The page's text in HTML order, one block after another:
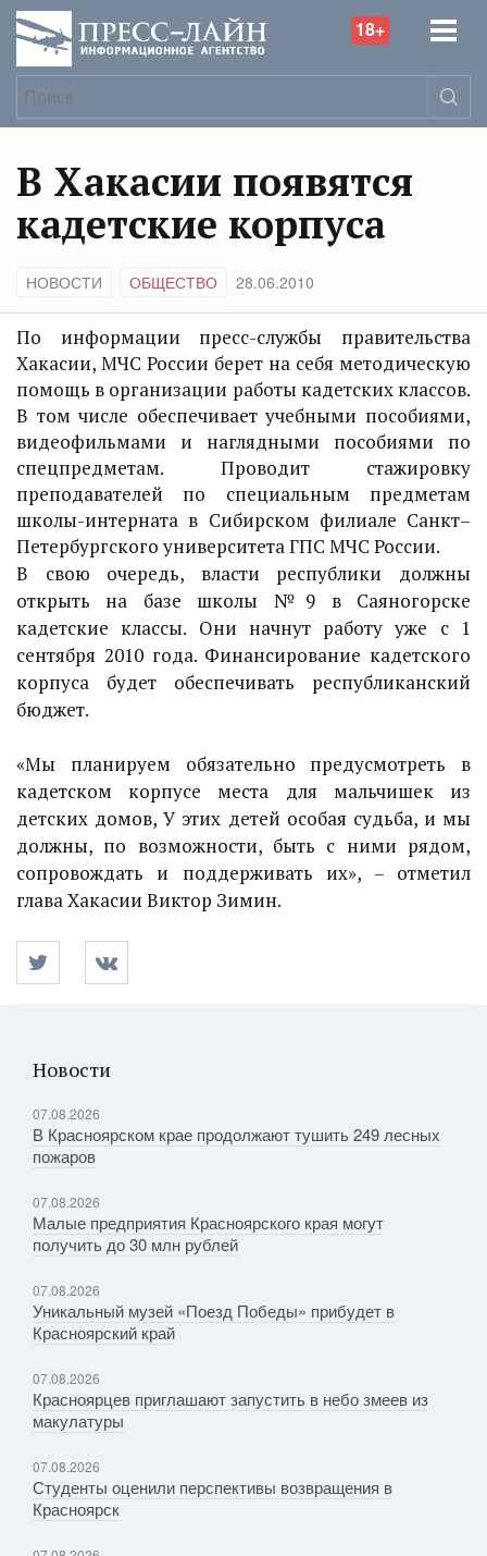
18+
В Хакасии появятся
кадетские корпуса
НОВОСТИ ОБЩЕСТВО 28.06.2010
По информации пресс-службы правительства
Хакасии, МЧС России берет на себя методическую
помощь в организации работы кадетских классов.
В том числе обеспечивает учебными пособиями,
видеофильмами и наглядными пособиями по
спецпредметам. Проводит стажировку
преподавателей по специальным предметам
школы-интерната в Сибирском филиале Санкт–
Петербургского университета ГПС МЧС России.
В свою очередь, власти республики должны
открыть на базе школы №9 в Саяногорске
кадетские классы. Они начнут работу уже с 1
сентября 2010 года. Финансирование кадетского
корпуса будет обеспечивать республиканский
бюджет.
«Мы планируем обязательно предусмотреть в
кадетском корпусе места для мальчишек из
детских домов, У этих детей особая судьба, и мы
должны, по возможности, быть с ними рядом,
сопровождать и поддерживать их», – отметил
глава Хакасии Виктор Зимин.
Новости
07.08.2026
В Красноярском крае продолжают тушить 249 лесных
пожаров
07.08.2026
Малые предприятия Красноярского края могут
получить до 30 млн рублей
07.08.2026
Уникальный музей «Поезд Победы» прибудет в
Красноярский край
07.08.2026
Красноярцев приглашают запустить в небо змеев из
макулатуры
07.08.2026
Студенты оценили перспективы возвращения в
Красноярск